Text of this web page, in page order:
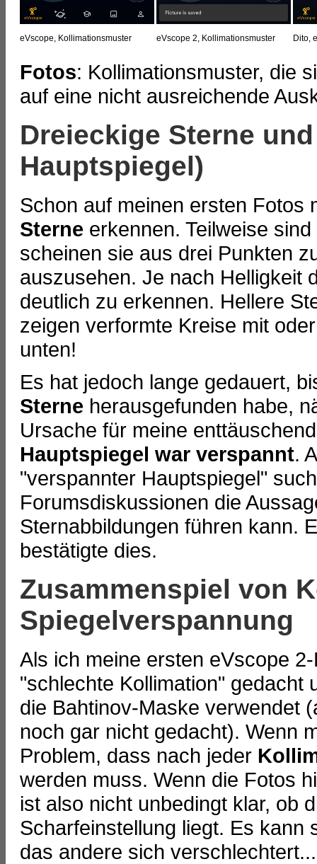
eVscope, Kollimationsmuster eVscope 2, Kollimationsmuster Dito,
Fotos: Kollimationsmuster, die
auf eine nicht ausreichende
Dreieckige Sterne
Hauptspiegel)
Schon auf meinen ersten
Sterne erkennen. Teilweise
scheinen sie aus drei Punkten
auszusehen. Je nach Helligkeit
deutlich zu erkennen. Hellere
zeigen verformte Kreise mit
unten!
Es hat jedoch lange gedauert,
Sterne herausgefunden habe,
Ursache für meine
Hauptspiegel war verspannt.
"verspannter Hauptspiegel"
Forumsdiskussionen die
Sternabbildungen führen kann.
bestätigte dies.
Zusammenspiel von
Spiegelverspannung
Als ich meine ersten eVscope
"schlechte Kollimation" gedacht
die Bahtinov-Maske verwendet
noch gar nicht gedacht). Wenn
Problem, dass nach jeder
werden muss. Wenn die Fotos
ist also nicht unbedingt klar, ob
Scharfeinstellung liegt. Es kann
das andere sich verschlechtert...